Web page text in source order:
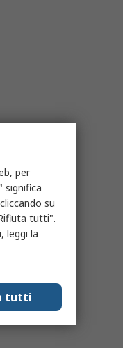
per
significa
su
tutti".
leggi la
tutti